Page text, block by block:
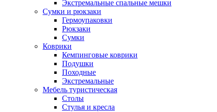
Экстремальные спальные мешки
Сумки и рюкзаки
Гермоупаковки
Рюкзаки
Сумки
Коврики
Кемпинговые коврики
Подушки
Походные
Экстремальные
Мебель туристическая
Столы
Стулья и кресла